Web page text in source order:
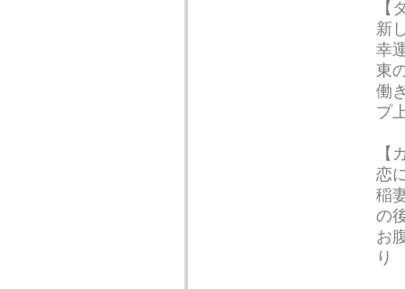
【
新
幸
東
働
プ
【
恋
稲
の
お
り